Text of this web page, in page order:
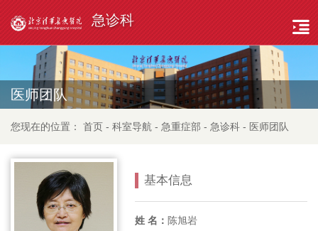
急诊科
医师团队
您现在的位置： 首页 - 科室导航 - 急重症部 - 急诊科 - 医师团队
基本信息
姓 名： 陈旭岩